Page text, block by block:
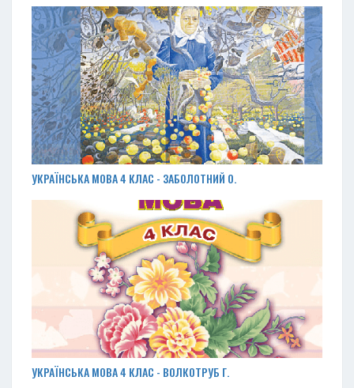
УКРАЇНСЬКА МОВА 4 КЛАС - ЗАБОЛОТНИЙ О.
УКРАЇНСЬКА МОВА 4 КЛАС - ВОЛКОТРУБ Г.